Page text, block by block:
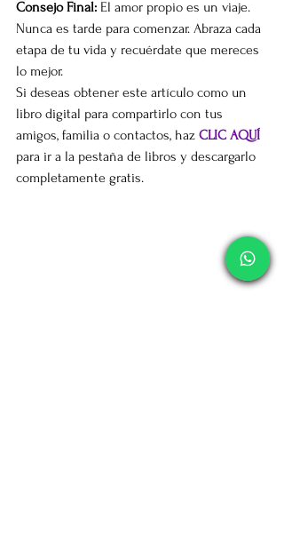
Consejo Final: El amor propio es un viaje.
Nunca es tarde para comenzar. Abraza cada
etapa de tu vida y recuérdate que mereces
lo mejor.
Si deseas obtener este artículo como un
libro digital para compartirlo con tus
amigos, familia o contactos, haz CLIC AQUÍ
para ir a la pestaña de libros y descargarlo
completamente gratis.